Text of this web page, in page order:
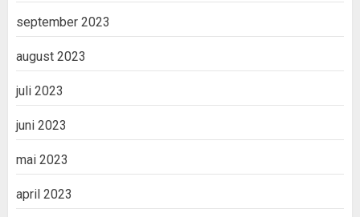
september 2023
august 2023
juli 2023
juni 2023
mai 2023
april 2023